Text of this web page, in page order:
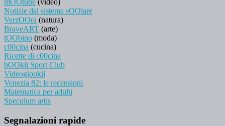
mOOtube (video)
Notizie dal sistema sOOlare
VerzOOra (natura)
BraveART (arte)
tOObino (moda)
c00cina (cucina)
Ricette di c00cina
hOOkii Sport Club
Videogiookii
Venezia 82: le recensioni
Matematica per adulti
Speculum artis
Segnalazioni rapide